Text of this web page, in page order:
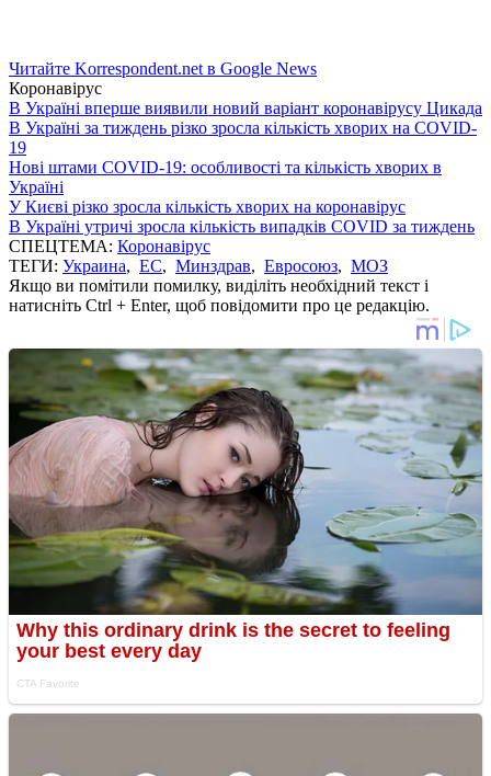
Читайте Korrespondent.net в Google News
Коронавірус
В Україні вперше виявили новий варіант коронавірусу Цикада
В Україні за тиждень різко зросла кількість хворих на COVID-
19
Нові штами COVID-19: особливості та кількість хворих в
Україні
У Києві різко зросла кількість хворих на коронавірус
В Україні утричі зросла кількість випадків COVID за тиждень
СПЕЦТЕМА: Коронавірус
ТЕГИ: Украина, ЕС, Минздрав, Евросоюз, МОЗ
Якщо ви помітили помилку, виділіть необхідний текст і
натисніть Ctrl + Enter, щоб повідомити про це редакцію.